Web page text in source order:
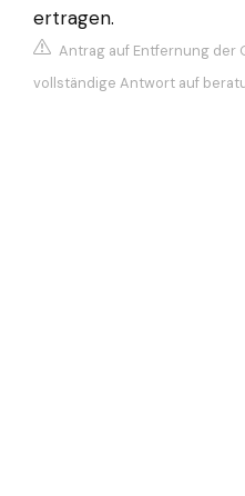
ertragen.
Antrag auf Entfernung der
vollständige Antwort auf